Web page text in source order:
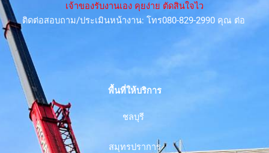
เจ้าของรับงานเอง คุยง่าย ตัดสินใจไว
ติดต่อสอบถาม/ประเมินหน้างาน: โทร080-829-2990 คุณ ต่อ
พื้นที่ให้บริการ
ชลบุรี
สมุทรปราการ